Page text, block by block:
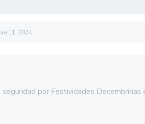
11, 2024
seguridad por Festividades Decembrinas